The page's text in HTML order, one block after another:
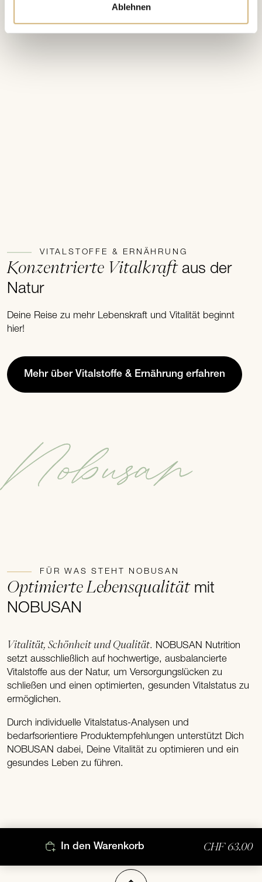
Ablehnen
VITALSTOFFE & ERNÄHRUNG
Konzentrierte Vitalkraftaus der
Natur
Deine Reise zu mehr Lebenskraft und Vitalität beginnt
hier!
Mehr über Vitalstoffe & Ernährung erfahren
Nobusan
FÜR WAS STEHT NOBUSAN
Optimierte Lebensqualitätmit
NOBUSAN
Vitalität, Schönheit und Qualität. NOBUSAN Nutrition
setzt ausschließlich auf hochwertige, ausbalancierte
Vitalstoffe aus der Natur, um Versorgungslücken zu
schließen und einen optimierten, gesunden Vitalstatus zu
ermöglichen.
Durch individuelle Vitalstatus-Analysen und
bedarfsorientiere Produktempfehlungen unterstützt Dich
NOBUSAN dabei, Deine Vitalität zu optimieren und ein
gesundes Leben zu führen.
In den Warenkorb CHF 63.00
Nach oben